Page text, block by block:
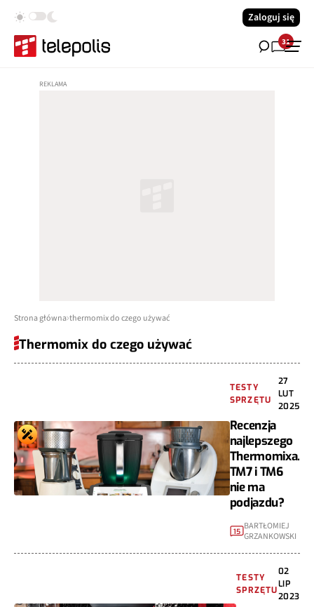
Zaloguj się
31
Strona główna thermomix do czego używać
Thermomix do czego używać
TESTY
SPRZĘTU
27
LUT
2025
Recenzja
najlepszego
Thermomixa.
TM7 i TM6
nie ma
podjazdu?
15 BARTŁOMIEJ
GRZANKOWSKI
TESTY
SPRZĘTU
02
LIP
2023